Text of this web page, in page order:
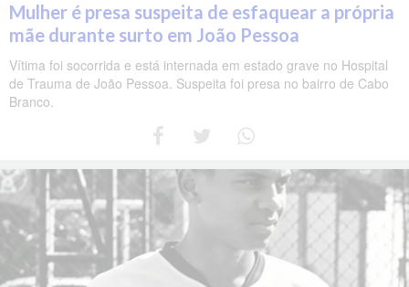
Mulher é presa suspeita de esfaquear a própria
mãe durante surto em João Pessoa
Vítima foi socorrida e está internada em estado grave no Hospital
de Trauma de João Pessoa. Suspeita foi presa no bairro de Cabo
Branco.